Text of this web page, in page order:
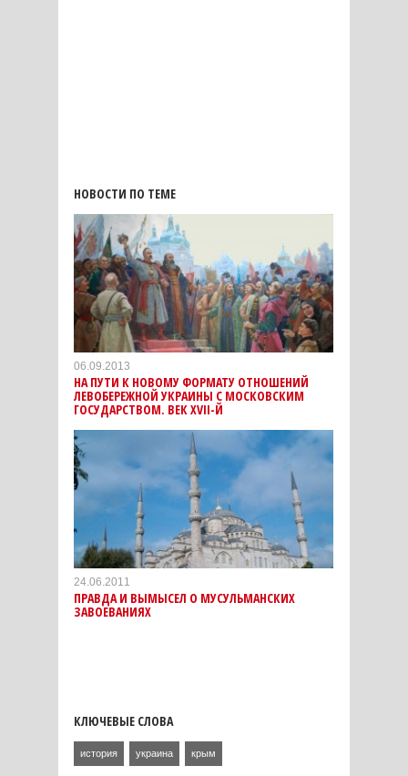
НОВОСТИ ПО ТЕМЕ
06.09.2013
НА ПУТИ К НОВОМУ ФОРМАТУ ОТНОШЕНИЙ
ЛЕВОБЕРЕЖНОЙ УКРАИНЫ С МОСКОВСКИМ
ГОСУДАРСТВОМ. ВЕК XVII-Й
24.06.2011
ПРАВДА И ВЫМЫСЕЛ О МУСУЛЬМАНСКИХ
ЗАВОЕВАНИЯХ
КЛЮЧЕВЫЕ СЛОВА
история украина крым